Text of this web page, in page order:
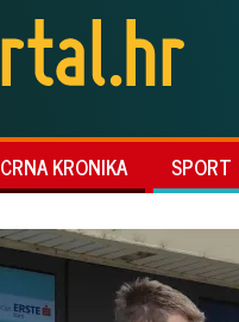
CRNA KRONIKA SPORT